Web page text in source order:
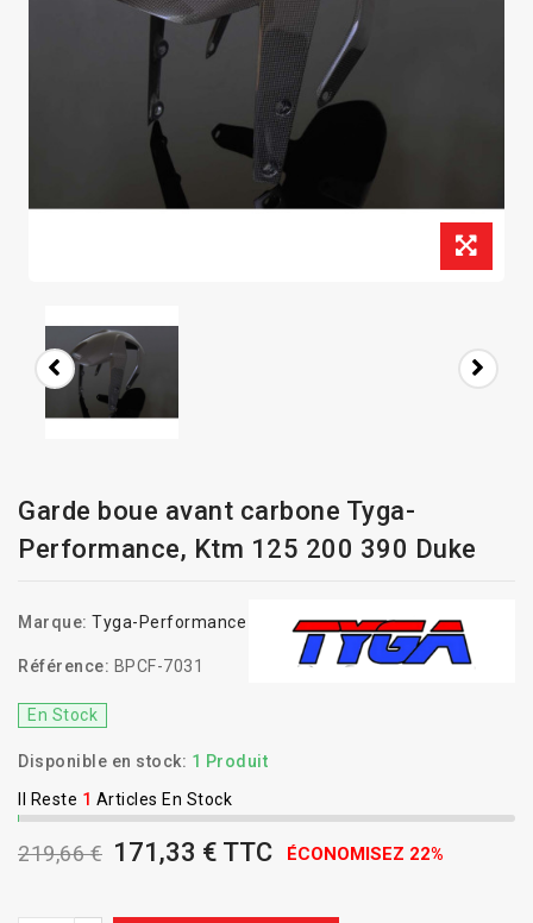
Garde boue avant carbone Tyga-
Performance, Ktm 125 200 390 Duke
Marque: Tyga-Performance
Référence: BPCF-7031
En Stock
Disponible en stock: 1 Produit
Il Reste 1 Articles En Stock
219,66 € 171,33 € TTC ÉCONOMISEZ 22%